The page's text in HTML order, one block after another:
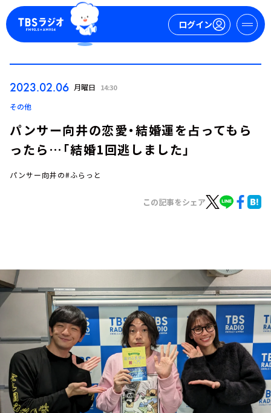
ログイン
イベント・グッズ
YouTube
会社情報
2023.02.06 月曜日 14:30
その他
パンサー向井の恋愛・結婚運を占ってもら
ったら…「結婚1回逃しました」
パンサー向井の#ふらっと
この記事をシェア